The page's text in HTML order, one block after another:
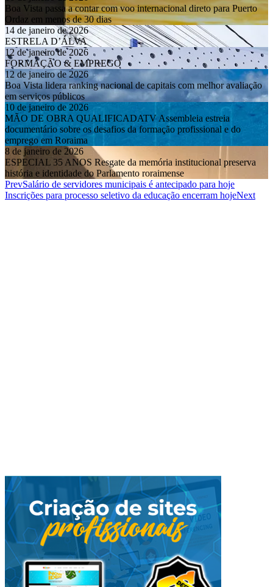
Boa Vista passa a contar com voo internacional direto para Puerto
Ordaz em menos de 30 dias
14 de janeiro de 2026
ESTRELA D’ÁLVA
12 de janeiro de 2026
FORMAÇÃO & EMPREGO
12 de janeiro de 2026
Boa Vista lidera ranking nacional de capitais com melhor avaliação
em serviços públicos
10 de janeiro de 2026
MÃO DE OBRA QUALIFICADATV Assembleia estreia
documentário sobre os desafios da formação profissional e do
emprego em Roraima
8 de janeiro de 2026
ESPECIAL 35 ANOS Resgate da memória institucional preserva
história e identidade do Parlamento roraimense
PrevSalário de servidores municipais é antecipado para hoje
Inscrições para processo seletivo da educação encerram hojeNext